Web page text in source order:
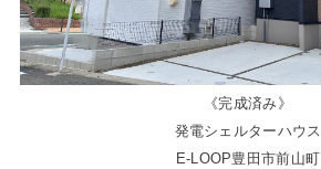
《完成済み》
発電シェルターハウス
E-LOOP豊田市前山町